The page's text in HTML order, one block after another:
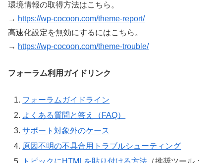
環境情報の取得方法はこちら。
→ https://wp-cocoon.com/theme-report/
高速化設定を無効にするにはこちら。
→ https://wp-cocoon.com/theme-trouble/
フォーラム利用ガイドリンク
フォーラムガイドライン
よくある質問と答え（FAQ）
サポート対象外のケース
原因不明の不具合用トラブルシューティング